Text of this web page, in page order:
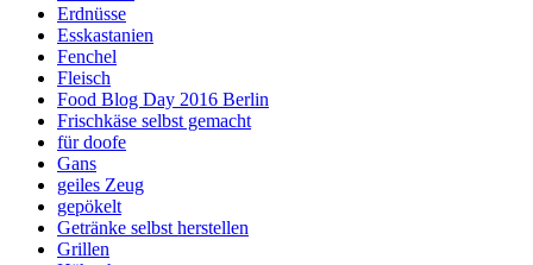
Erdnüsse
Esskastanien
Fenchel
Fleisch
Food Blog Day 2016 Berlin
Frischkäse selbst gemacht
für doofe
Gans
geiles Zeug
gepökelt
Getränke selbst herstellen
Grillen